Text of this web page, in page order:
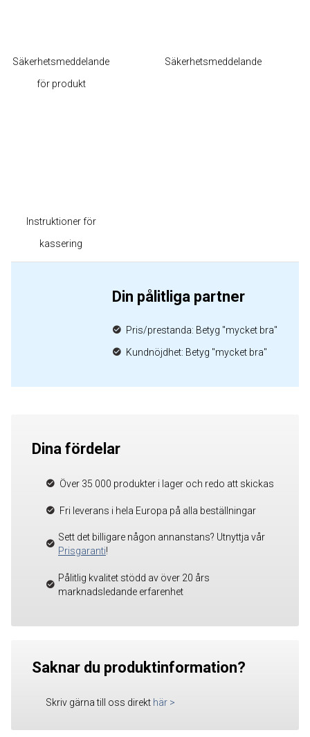
Säkerhetsmeddelande
för produkt
Säkerhetsmeddelande
Instruktioner för
kassering
Din pålitliga partner
Pris/prestanda: Betyg "mycket bra"
Kundnöjdhet: Betyg "mycket bra"
Dina fördelar
Över 35 000 produkter i lager och redo att skickas
Fri leverans i hela Europa på alla beställningar
Sett det billigare någon annanstans? Utnyttja vår
Prisgaranti!
Pålitlig kvalitet stödd av över 20 års
marknadsledande erfarenhet
Saknar du produktinformation?
Skriv gärna till oss direkt här >